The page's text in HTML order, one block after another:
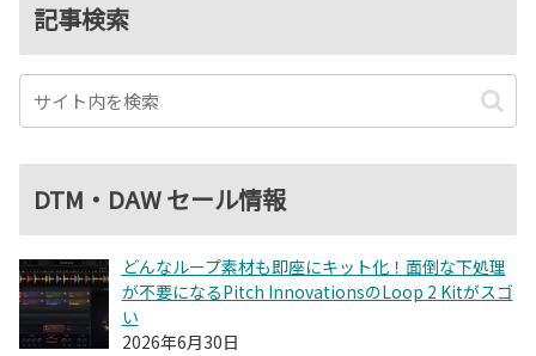
記事検索
DTM・DAW セール情報
どんなループ素材も即座にキット化！面倒な下処理
が不要になるPitch InnovationsのLoop 2 Kitがスゴ
い
2026年6月30日